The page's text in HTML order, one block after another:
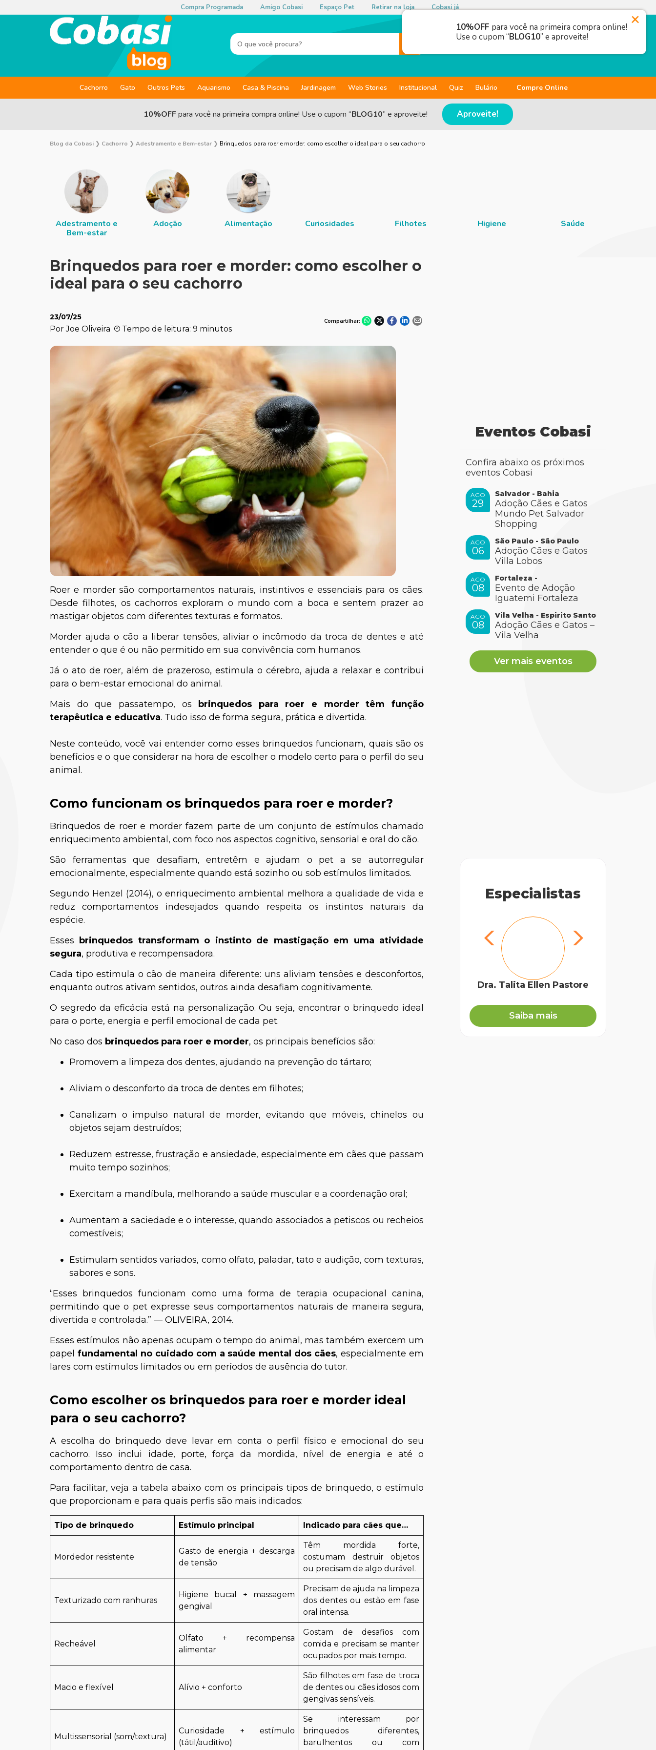
Compra Programada Amigo Cobasi Espaço Pet Retirar na loja Cobasi já
Cachorro Gato Outros Pets Aquarismo Casa & Piscina Jardinagem Web Stories Institucional Quiz Bulário Compre Online
10%OFFpara você na primeira compra online! Use o cupom “BLOG10” e aproveite! Aproveite!
Blog da Cobasi ❯ Cachorro ❯ Adestramento e Bem-estar ❯ Brinquedos para roer e morder: como escolher o ideal para o seu cachorro
Adestramento e
Bem-estar
Adoção Alimentação Curiosidades Filhotes Higiene Saúde
Brinquedos para roer e morder: como escolher o
ideal para o seu cachorro
23/07/25
Por Joe Oliveira Tempo de leitura: 9 minutos
Compartilhar:
Roer e morder são comportamentos naturais, instintivos e essenciais para os cães.
Desde filhotes, os cachorros exploram o mundo com a boca e sentem prazer ao
mastigar objetos com diferentes texturas e formatos.
Morder ajuda o cão a liberar tensões, aliviar o incômodo da troca de dentes e até
entender o que é ou não permitido em sua convivência com humanos.
Já o ato de roer, além de prazeroso, estimula o cérebro, ajuda a relaxar e contribui
para o bem-estar emocional do animal.
Mais do que passatempo, os brinquedos para roer e morder têm
função
terapêutica e educativa. Tudo isso de forma segura, prática e divertida.
Neste conteúdo, você vai entender como esses brinquedos funcionam, quais são os
benefícios e o que considerar na hora de escolher o modelo certo para o perfil do seu
animal.
Como funcionam os brinquedos para roer e morder?
Brinquedos de roer e morder fazem parte de um conjunto de estímulos chamado
enriquecimento ambiental, com foco nos aspectos cognitivo, sensorial e oral do cão.
São ferramentas que desafiam, entretêm e ajudam o pet a se autorregular
emocionalmente, especialmente quando está sozinho ou sob estímulos limitados.
Segundo Henzel (2014), o enriquecimento ambiental melhora a qualidade de vida e
reduz comportamentos indesejados quando respeita os instintos naturais da
espécie.
Esses
brinquedos transformam o instinto de mastigação em uma atividade
segura, produtiva e recompensadora.
Cada tipo estimula o cão de maneira diferente: uns aliviam tensões e desconfortos,
enquanto outros ativam sentidos, outros ainda desafiam cognitivamente.
O segredo da eficácia está na personalização. Ou seja, encontrar o brinquedo ideal
para o porte, energia e perfil emocional de cada pet.
No caso dos brinquedos para roer e morder, os principais benefícios são:
Promovem a limpeza dos dentes, ajudando na prevenção do tártaro;
Aliviam o desconforto da troca de dentes em filhotes;
Canalizam o impulso natural de morder, evitando que móveis, chinelos ou
objetos sejam destruídos;
Reduzem estresse, frustração e ansiedade, especialmente em cães que passam
muito tempo sozinhos;
Exercitam a mandíbula, melhorando a saúde muscular e a coordenação oral;
Aumentam a saciedade e o interesse, quando associados a petiscos ou recheios
comestíveis;
Estimulam sentidos variados, como olfato, paladar, tato e audição, com texturas,
sabores e sons.
“Esses brinquedos funcionam como uma forma de terapia ocupacional canina,
permitindo que o pet expresse seus comportamentos naturais de maneira segura,
divertida e controlada.” — OLIVEIRA, 2014.
Esses estímulos não apenas ocupam o tempo do animal, mas também exercem um
papel fundamental no cuidado com a saúde mental dos cães, especialmente em
lares com estímulos limitados ou em períodos de ausência do tutor.
Como escolher os brinquedos para roer e morder ideal
para o seu cachorro?
A escolha do brinquedo deve levar em conta o perfil físico e emocional do seu
cachorro. Isso inclui idade, porte, força da mordida, nível de energia e até o
comportamento dentro de casa.
Para facilitar, veja a tabela abaixo com os principais tipos de brinquedo, o estímulo
que proporcionam e para quais perfis são mais indicados:
Tipo de brinquedo Estímulo principal Indicado para cães que…
Mordedor resistente
Gasto de energia + descarga
de tensão
Têm mordida forte,
costumam destruir objetos
ou precisam de algo durável.
Texturizado com ranhuras
Higiene bucal + massagem
gengival
Precisam de ajuda na limpeza
dos dentes ou estão em fase
oral intensa.
Recheável
Olfato + recompensa
alimentar
Gostam de desafios com
comida e precisam se manter
ocupados por mais tempo.
Macio e flexível Alívio + conforto
São filhotes em fase de troca
de dentes ou cães idosos com
gengivas sensíveis.
Multissensorial (som/textura)
Curiosidade + estímulo
(tátil/auditivo)
Se interessam por
brinquedos diferentes,
barulhentos ou com
Eventos Cobasi
Confira abaixo os próximos
eventos Cobasi
AGO
29
Salvador - Bahia
Adoção Cães e Gatos
Mundo Pet Salvador
Shopping
AGO
06
São Paulo - São Paulo
Adoção Cães e Gatos
Villa Lobos
AGO
08
Fortaleza -
Evento de Adoção
Iguatemi Fortaleza
AGO
08
Vila Velha - Espirito Santo
Adoção Cães e Gatos –
Vila Velha
Ver mais eventos
Especialistas
Rayane Henriques
Bióloga e Especialista em
Aves e Mamíferos
Thauana Silva Dra. Talita Ellen Pastore
Saiba mais
10%OFF para você na primeira compra online!
Use o cupom “BLOG10” e aproveite!